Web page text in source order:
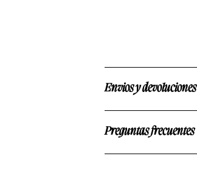
Envios y devoluciones
Preguntas frecuentes